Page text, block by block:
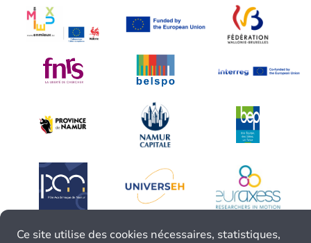
Ce site utilise des cookies nécessaires, statistiques,